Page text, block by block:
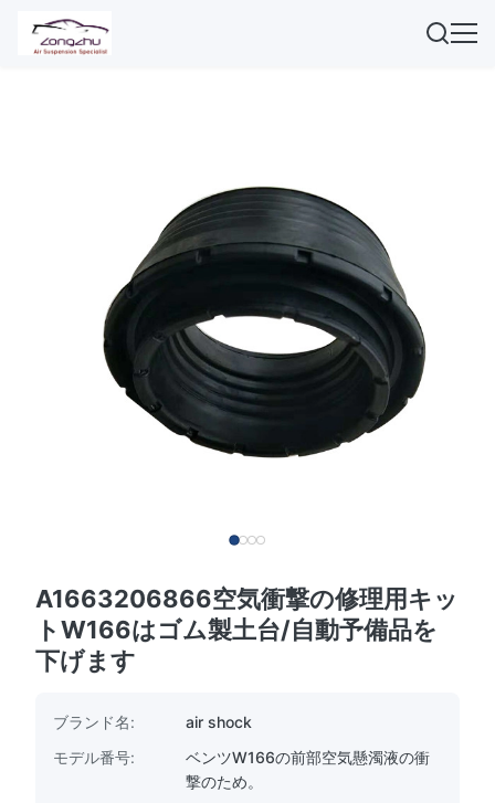
A1663206866空気衝撃の修理用キッ
トW166はゴム製土台/自動予備品を
下げます
ブランド名:
air shock
モデル番号:
ベンツW166の前部空気懸濁液の衝
撃のため。